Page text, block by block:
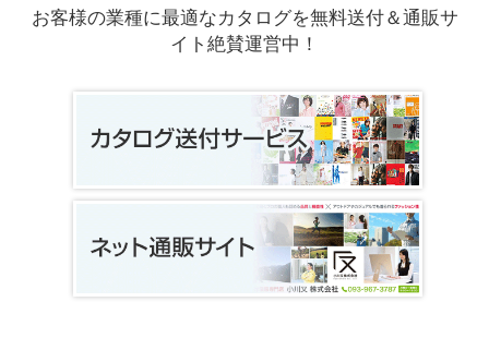
お客様の業種に最適なカタログを無料送付＆通販サ
イト絶賛運営中！